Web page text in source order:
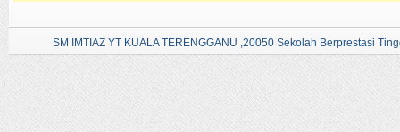
SM IMTIAZ YT KUALA TERENGGANU ,20050 Sekolah Berprestasi